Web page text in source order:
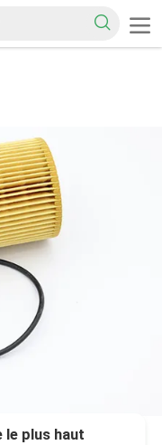
le plus haut